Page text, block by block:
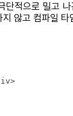
단적으로 밀고
않고 컴파일